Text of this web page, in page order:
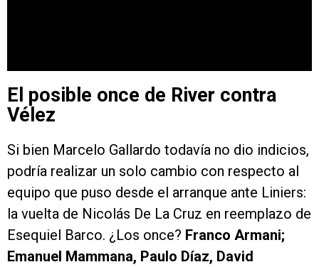
El posible once de River contra
Vélez
Si bien Marcelo Gallardo todavía no dio indicios,
podría realizar un solo cambio con respecto al
equipo que puso desde el arranque ante Liniers:
la vuelta de Nicolás De La Cruz en reemplazo de
Esequiel Barco. ¿Los once? Franco Armani;
Emanuel Mammana, Paulo Díaz, David